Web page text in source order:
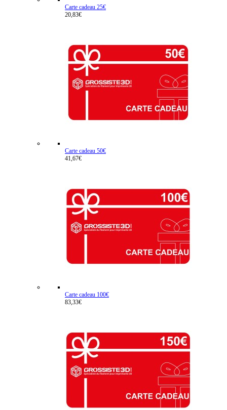
Carte cadeau 25€
20,83€
Carte cadeau 50€
41,67€
Carte cadeau 100€
83,33€